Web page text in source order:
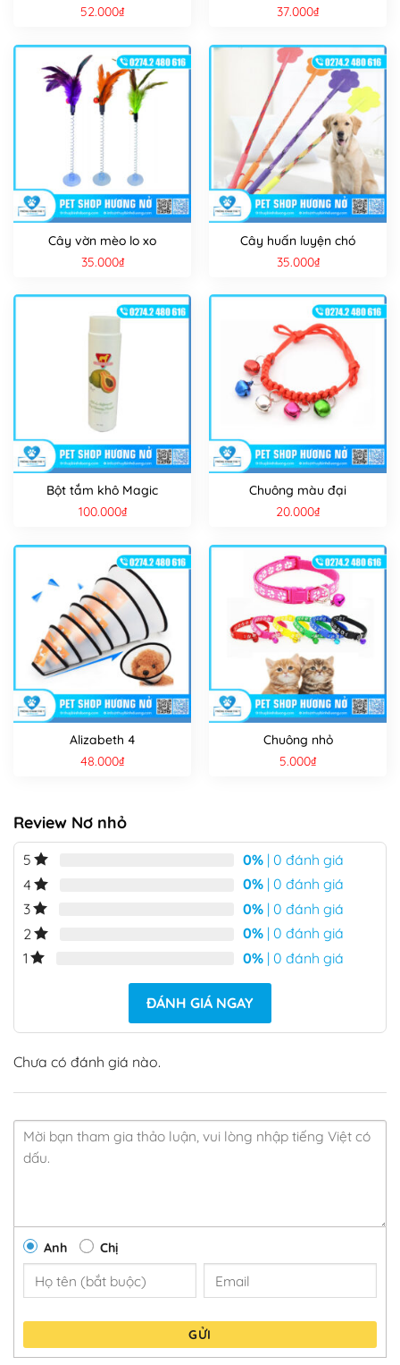
52.000₫
37.000₫
Cây vờn mèo lo xo
35.000₫
Cây huấn luyện chó
35.000₫
Bột tắm khô Magic
100.000₫
Chuông màu đại
20.000₫
Alizabeth 4
48.000₫
Chuông nhỏ
5.000₫
Review Nơ nhỏ
5 0% | 0 đánh giá
4
0% | 0 đánh giá
3
0% | 0 đánh giá
2
0% | 0 đánh giá
1
0% | 0 đánh giá
ĐÁNH GIÁ NGAY
Chưa có đánh giá nào.
Anh Chị
GỬI